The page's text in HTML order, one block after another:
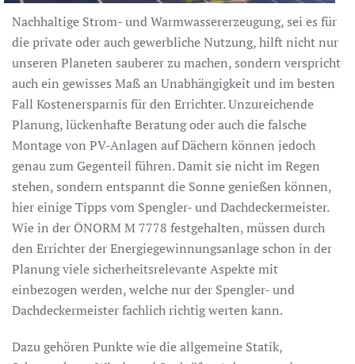
Nachhaltige Strom- und Warmwassererzeugung, sei es für
die private oder auch gewerbliche Nutzung, hilft nicht nur
unseren Planeten sauberer zu machen, sondern verspricht
auch ein gewisses Maß an Unabhängigkeit und im besten
Fall Kostenersparnis für den Errichter. Unzureichende
Planung, lückenhafte Beratung oder auch die falsche
Montage von PV-Anlagen auf Dächern können jedoch
genau zum Gegenteil führen. Damit sie nicht im Regen
stehen, sondern entspannt die Sonne genießen können,
hier einige Tipps vom Spengler- und Dachdeckermeister.
Wie in der ÖNORM M 7778 festgehalten, müssen durch
den Errichter der Energiegewinnungsanlage schon in der
Planung viele sicherheitsrelevante Aspekte mit
einbezogen werden, welche nur der Spengler- und
Dachdeckermeister fachlich richtig werten kann.
Dazu gehören Punkte wie die allgemeine Statik,